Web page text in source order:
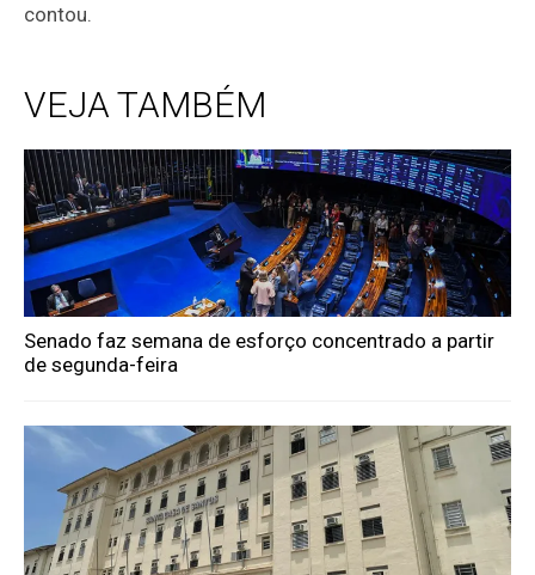
contou.
VEJA TAMBÉM
Senado faz semana de esforço concentrado a partir
de segunda-feira